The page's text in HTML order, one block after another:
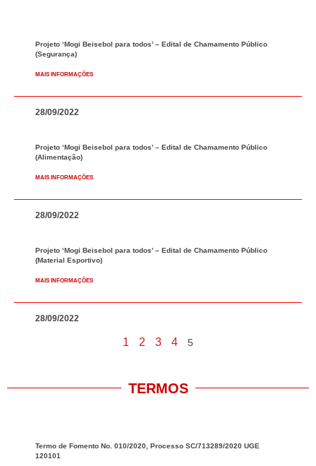
Projeto ‘Mogi Beisebol para todos’ – Edital de Chamamento Público
(Segurança)
MAIS INFORMAÇÕES
28/09/2022
Projeto ‘Mogi Beisebol para todos’ – Edital de Chamamento Público
(Alimentação)
MAIS INFORMAÇÕES
28/09/2022
Projeto ‘Mogi Beisebol para todos’ – Edital de Chamamento Público
(Material Esportivo)
MAIS INFORMAÇÕES
28/09/2022
1 2 3 4 5
TERMOS
Termo de Fomento No. 010/2020, Processo SC/713289/2020 UGE
120101